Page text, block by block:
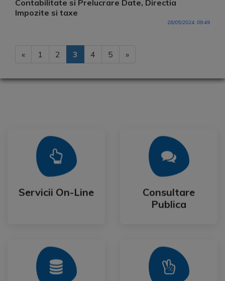
Contabilitate si Prelucrare Date, Directia
Impozite si taxe
28/05/2024, 09:49
« 1 2 3 4 5 »
Servicii On-Line
Servicii On-Line
Mai Mult
Consultare
Publica
Consultare
Publica
Mai Mult
Mai Mult Mai Mult